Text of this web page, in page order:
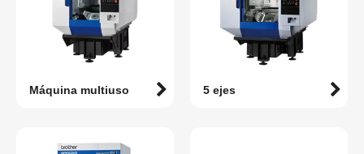
Máquina multiuso 5 ejes